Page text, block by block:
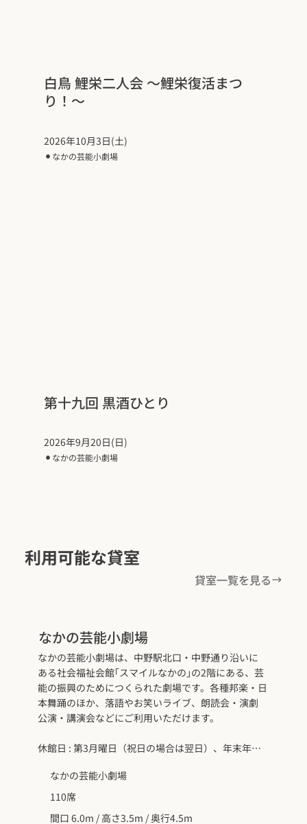
白鳥 鯉栄二人会 〜鯉栄復活まつ
り！〜
2026年10月3日(土)
⚫︎ なかの芸能小劇場
第十九回 黒酒ひとり
2026年9月20日(日)
⚫︎ なかの芸能小劇場
なかの芸能小劇場
なかの芸能小劇場は、中野駅北口・中野通り沿いに
ある社会福祉会館｢スマイルなかの｣の2階にある、芸
能の振興のためにつくられた劇場です。各種邦楽・日
本舞踊のほか、落語やお笑いライブ、朗読会・演劇
公演・講演会などにご利用いただけます。
休館日 : 第3月曜日（祝日の場合は翌日）、年末年始
なかの芸能小劇場
110席
間口 6.0m / 高さ3.5m / 奥行4.5m
利用可能な貸室
貸室一覧を見る